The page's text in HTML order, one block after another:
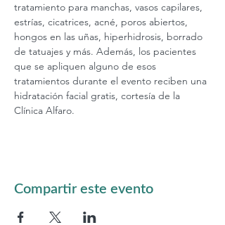
tratamiento para manchas, vasos capilares,
estrías, cicatrices, acné, poros abiertos,
hongos en las uñas, hiperhidrosis, borrado
de tatuajes y más. Además, los pacientes
que se apliquen alguno de esos
tratamientos durante el evento reciben una
hidratación facial gratis, cortesía de la
Clínica Alfaro.
Compartir este evento